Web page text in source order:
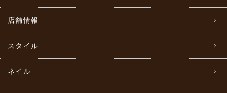
店舗情報
スタイル
ネイル